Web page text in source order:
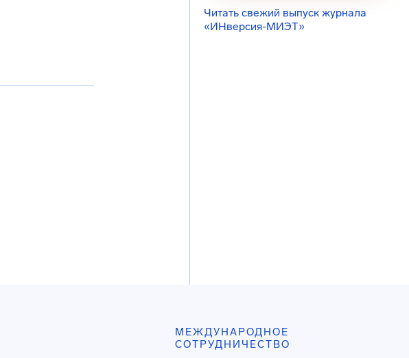
Читать свежий выпуск журнала
«ИНверсия-МИЭТ»
МЕЖДУНАРОДНОЕ
СОТРУДНИЧЕСТВО